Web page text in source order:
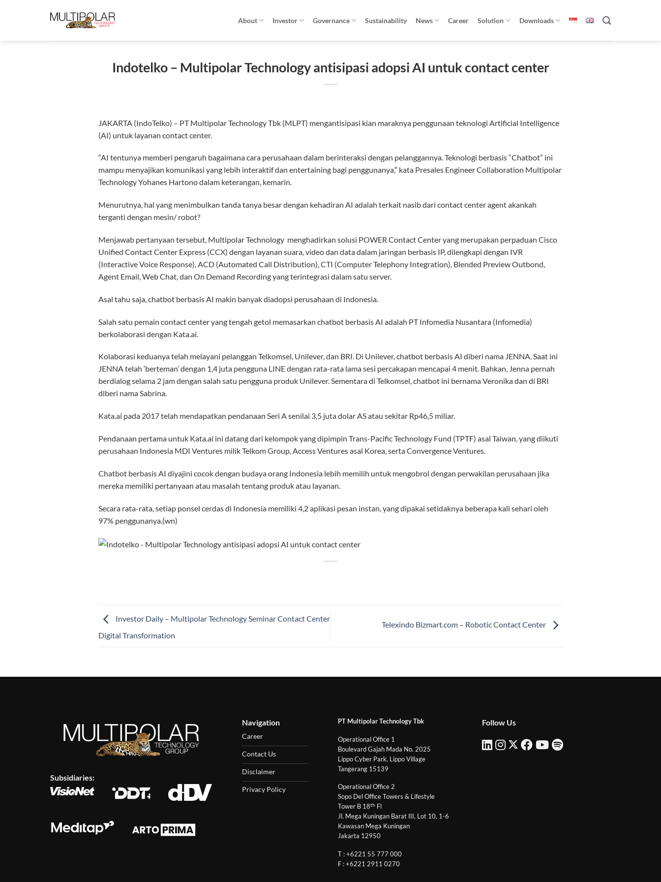
About Investor Governance Sustainability News Career Solution Downloads
Indotelko – Multipolar Technology antisipasi adopsi AI untuk contact center
JAKARTA (IndoTelko) – PT Multipolar Technology Tbk (MLPT) mengantisipasi kian maraknya penggunaan teknologi Artificial Intelligence
(AI) untuk layanan contact center.
“AI tentunya memberi pengaruh bagaimana cara perusahaan dalam berinteraksi dengan pelanggannya. Teknologi berbasis “Chatbot” ini
mampu menyajikan komunikasi yang lebih interaktif dan entertaining bagi penggunanya,” kata Presales Engineer Collaboration Multipolar
Technology Yohanes Hartono dalam keterangan, kemarin.
Menurutnya, hal yang menimbulkan tanda tanya besar dengan kehadiran AI adalah terkait nasib dari contact center agent akankah
terganti dengan mesin/ robot?
Menjawab pertanyaan tersebut, Multipolar Technology menghadirkan solusi POWER Contact Center yang merupakan perpaduan Cisco
Unified Contact Center Express (CCX) dengan layanan suara, video dan data dalam jaringan berbasis IP, dilengkapi dengan IVR
(Interactive Voice Response), ACD (Automated Call Distribution), CTI (Computer Telephony Integration), Blended Preview Outbond,
Agent Email, Web Chat, dan On Demand Recording yang terintegrasi dalam satu server.
Asal tahu saja, chatbot berbasis AI makin banyak diadopsi perusahaan di Indonesia.
Salah satu pemain contact center yang tengah getol memasarkan chatbot berbasis AI adalah PT Infomedia Nusantara (Infomedia)
berkolaborasi dengan Kata.ai.
Kolaborasi keduanya telah melayani pelanggan Telkomsel, Unilever, dan BRI. Di Unilever, chatbot berbasis AI diberi nama JENNA. Saat ini
JENNA telah ‘berteman’ dengan 1,4 juta pengguna LINE dengan rata-rata lama sesi percakapan mencapai 4 menit. Bahkan, Jenna pernah
berdialog selama 2 jam dengan salah satu pengguna produk Unilever. Sementara di Telkomsel, chatbot ini bernama Veronika dan di BRI
diberi nama Sabrina.
Kata.ai pada 2017 telah mendapatkan pendanaan Seri A senilai 3,5 juta dolar AS atau sekitar Rp46,5 miliar.
Pendanaan pertama untuk Kata.ai ini datang dari kelompok yang dipimpin Trans-Pacific Technology Fund (TPTF) asal Taiwan, yang diikuti
perusahaan Indonesia MDI Ventures milik Telkom Group, Access Ventures asal Korea, serta Convergence Ventures.
Chatbot berbasis AI diyajini cocok dengan budaya orang Indonesia lebih memilih untuk mengobrol dengan perwakilan perusahaan jika
mereka memiliki pertanyaan atau masalah tentang produk atau layanan.
Secara rata-rata, setiap ponsel cerdas di Indonesia memiliki 4,2 aplikasi pesan instan, yang dipakai setidaknya beberapa kali sehari oleh
97% penggunanya.(wn)
Investor Daily – Multipolar Technology Seminar Contact Center
Digital Transformation
Telexindo Bizmart.com – Robotic Contact Center
Subsidiaries:
Navigation
Career
Contact Us
Disclaimer
Privacy Policy
PT Multipolar Technology Tbk
Operational Office 1
Boulevard Gajah Mada No. 2025
Lippo Cyber Park, Lippo Village
Tangerang 15139
Operational Office 2
Sopo Del Office Towers & Lifestyle
Tower B 18th Fl
Jl. Mega Kuningan Barat III, Lot 10, 1-6
Kawasan Mega Kuningan
Jakarta 12950
T : +6221 55 777 000
F : +6221 2911 0270
Follow Us